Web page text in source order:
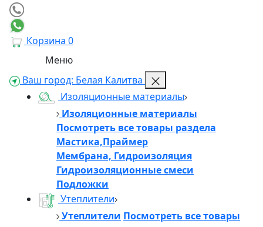
Корзина 0
Меню
Ваш город: Белая Калитва
Изоляционные материалы
Изоляционные материалы
Посмотреть все товары раздела
Мастика,Праймер
Мембрана, Гидроизоляция
Гидроизоляционные смеси
Подложки
Утеплители
Утеплители Посмотреть все товары